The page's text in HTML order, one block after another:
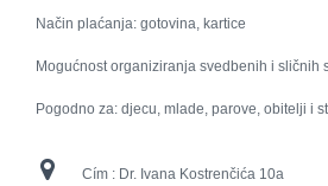
Način plaćanja: gotovina, kartice
Mogućnost organiziranja svedbenih i sličnih
Pogodno za: djecu, mlade, parove, obitelji i
Cím : Dr. Ivana Kostrenčića 10a